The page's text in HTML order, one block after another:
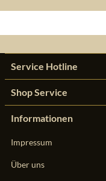
Service Hotline
Shop Service
Informationen
Impressum
Über uns